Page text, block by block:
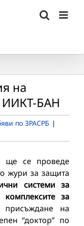
на
ИИКТ-БАН
по ЗРАСРБ |
ще се проведе
жури за защита
системи за
комплексите за
присъждане на
“доктор” по